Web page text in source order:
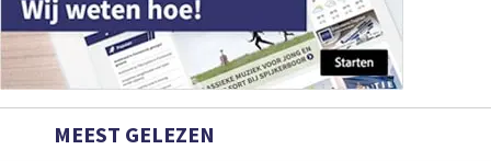
MEEST GELEZEN